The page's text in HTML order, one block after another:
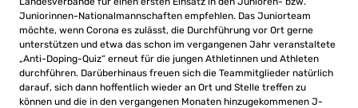
Juniorinnen-Nationalmannschaften empfehlen. Das Juniorteam
möchte, wenn Corona es zulässt, die Durchführung vor Ort gerne
unterstützen und etwa das schon im vergangenen Jahr veranstaltete
„Anti-Doping-Quiz“ erneut für die jungen Athletinnen und Athleten
durchführen. Darüberhinaus freuen sich die Teammitglieder natürlich
darauf, sich dann hoffentlich wieder an Ort und Stelle treffen zu
können und die in den vergangenen Monaten hinzugekommenen J-